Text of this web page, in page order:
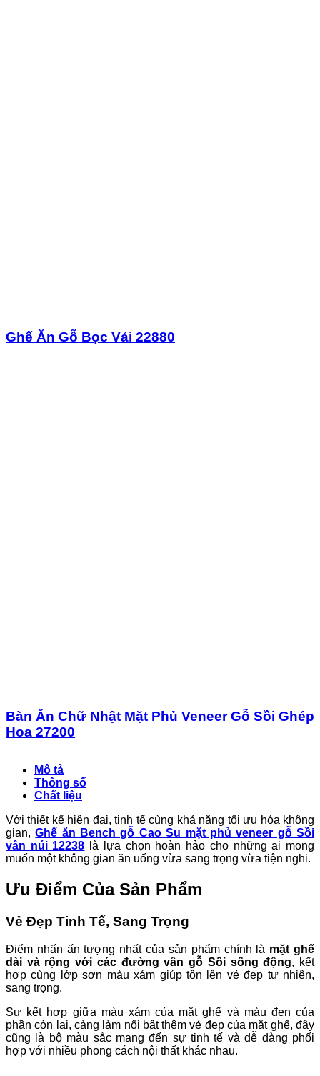
Ghế Ăn Gỗ Bọc Vải 22880
Bàn Ăn Chữ Nhật Mặt Phủ Veneer Gỗ Sồi Ghép
Hoa 27200
Mô tả
Thông số
Chất liệu
Với thiết kế hiện đại, tinh tế cùng khả năng tối ưu hóa không
gian,Ghế ăn Bench gỗ Cao Su mặt phủ veneer gỗ Sồi
vân núi 12238 là lựa chọn hoàn hảo cho những ai mong
muốn một không gian ăn uống vừa sang trọng vừa tiện nghi.
Ưu Điểm Của Sản Phẩm
Vẻ Đẹp Tinh Tế, Sang Trọng
Điểm nhấn ấn tượng nhất của sản phẩm chính là mặt ghế
dài và rộng với các đường vân gỗ Sồi sống động, kết
hợp cùng lớp sơn màu xám giúp tôn lên vẻ đẹp tự nhiên,
sang trọng.
Sự kết hợp giữa màu xám của mặt ghế và màu đen của
phần còn lại, càng làm nổi bật thêm vẻ đẹp của mặt ghế, đây
cũng là bộ màu sắc mang đến sự tinh tế và dễ dàng phối
hợp với nhiều phong cách nội thất khác nhau.